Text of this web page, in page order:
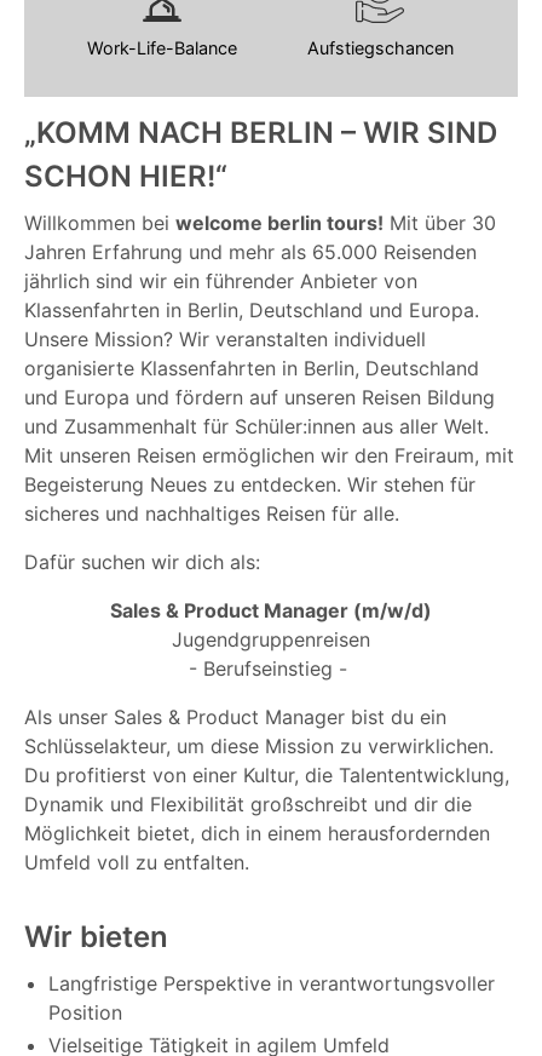
„KOMM NACH BERLIN – WIR SIND
SCHON HIER!“
Willkommen bei welcome berlin tours! Mit über 30
Jahren Erfahrung und mehr als 65.000 Reisenden
jährlich sind wir ein führender Anbieter von
Klassenfahrten in Berlin, Deutschland und Europa.
Unsere Mission? Wir veranstalten individuell
organisierte Klassenfahrten in Berlin, Deutschland
und Europa und fördern auf unseren Reisen Bildung
und Zusammenhalt für Schüler:innen aus aller Welt.
Mit unseren Reisen ermöglichen wir den Freiraum, mit
Begeisterung Neues zu entdecken. Wir stehen für
sicheres und nachhaltiges Reisen für alle.
Dafür suchen wir dich als:
Sales & Product Manager (m/w/d)
Jugendgruppenreisen
- Berufseinstieg -
Als unser Sales & Product Manager bist du ein
Schlüsselakteur, um diese Mission zu verwirklichen.
Du profitierst von einer Kultur, die Talententwicklung,
Dynamik und Flexibilität großschreibt und dir die
Möglichkeit bietet, dich in einem herausfordernden
Umfeld voll zu entfalten.
Wir bieten
Langfristige Perspektive in verantwortungsvoller
Position
Vielseitige Tätigkeit in agilem Umfeld
Work-Life-Balance Aufstiegschancen